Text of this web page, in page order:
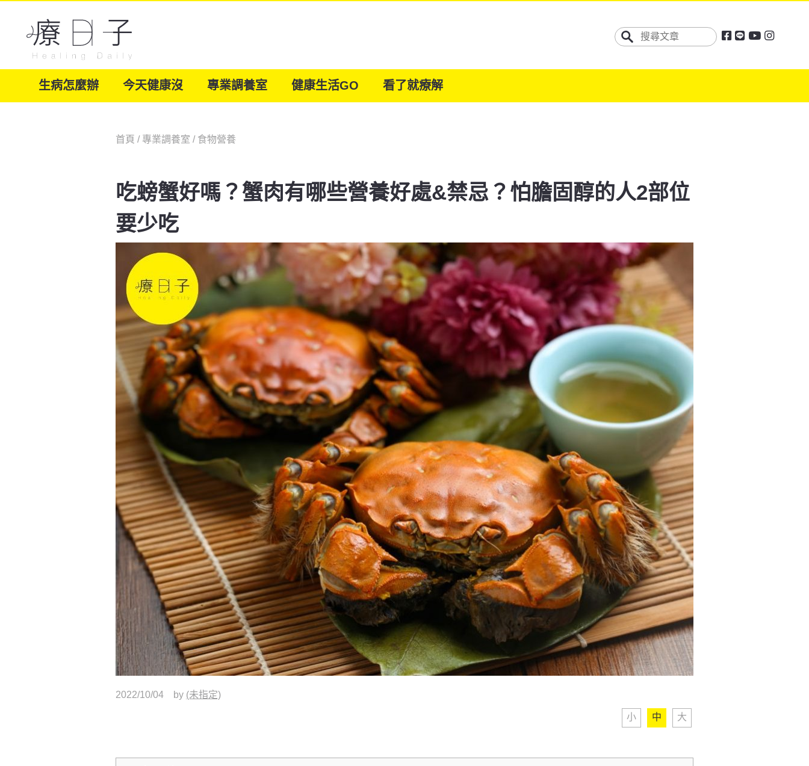
生病怎麼辦 今天健康沒 專業調養室 健康生活GO 看了就療解
首頁 /專業調養室 / 食物營養
吃螃蟹好嗎？蟹肉有哪些營養好處&禁忌？怕膽固醇的人2部位
要少吃
2022/10/04 by (未指定)
小 中 大